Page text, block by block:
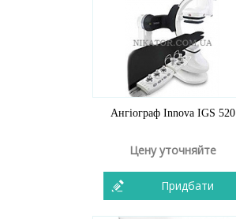
Ангіограф Innova IGS 520
Цену уточняйте
Придбати